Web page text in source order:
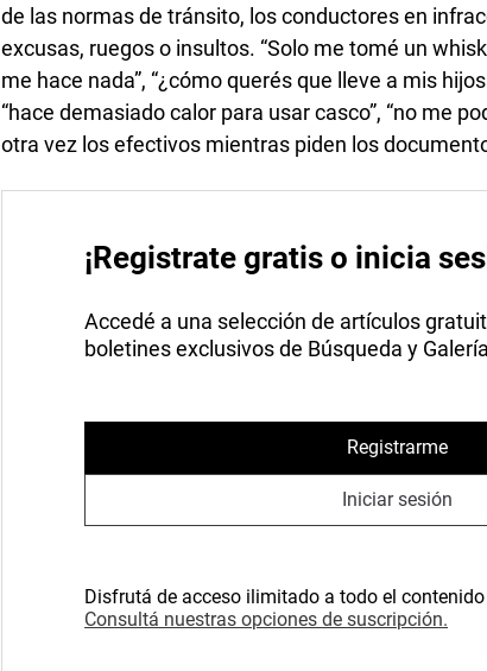
de las normas de tránsito, los conductores en
excusas, ruegos o insultos. “Solo me tomé un
me hace nada”, “¿cómo querés que lleve a mis
“hace demasiado calor para usar casco”, “no me
otra vez los efectivos mientras piden los
¡Registrate gratis o inicia
Accedé a una selección de artículos
boletines exclusivos de Búsqueda y
Registrarme
Iniciar sesión
Disfrutá de acceso ilimitado a todo el
Consultá nuestras opciones de suscripción.